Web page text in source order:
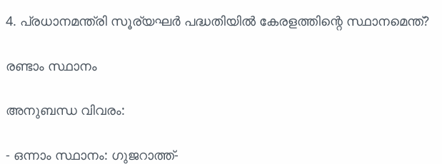
4. പ്രധാനമന്ത്രി സൂര്യഘർ പദ്ധതിയിൽ കേരളത്തിന്റെ സ്ഥാനമെന്ത്?
രണ്ടാം സ്ഥാനം
അനുബന്ധ വിവരം:
- ഒന്നാം സ്ഥാനം: ഗുജറാത്ത്-